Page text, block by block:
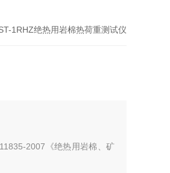
1RHZ绝热用岩棉热荷重测试仪
2007《绝热用岩棉、矿